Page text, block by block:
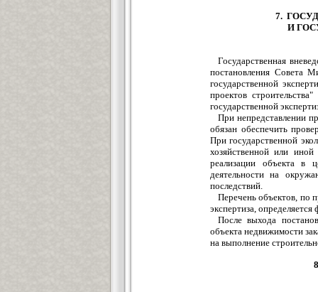
7.
И
Государственная
постановления Совета
государственной
проектов
государственной
При непредставлении
обязан обеспечить
При государственной
хозяйственной или иной
реализации объекта в
деятельности на
последствий.
Перечень объектов, по
экспертиза,
После выхода
объекта недвижимости
на выполнение